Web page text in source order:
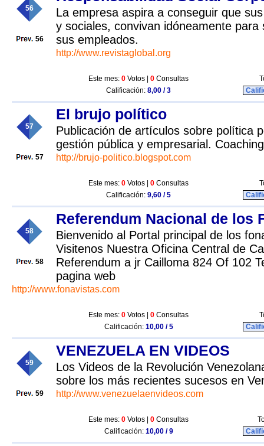
56
56
La empresa aspira a conseguir que
y sociales, convivan idóneamente para
sus empleados.
http://www.revistaglobal.org
Este mes: 0 Votos | 0 Consultas
Calificación: 8,00 / 3
57
57
El brujo político
Publicación de artículos sobre política
gestión pública y empresarial.
http://brujo-politico.blogspot.com
Este mes: 0 Votos | 0 Consultas
Calificación: 9,60 / 5
58
58
Referendum Nacional de los
Bienvenido al Portal principal de los
Visitenos Nuestra Oficina Central de
Referendum a jr Cailloma 824 Of 102
pagina web
http://www.fonavistas.com
Este mes: 0 Votos | 0 Consultas
Calificación: 10,00 / 5
59
59
VENEZUELA EN VIDEOS
Los Videos de la Revolución
sobre los más recientes sucesos en
http://www.venezuelaenvideos.com
Este mes: 0 Votos | 0 Consultas
Calificación: 10,00 / 9